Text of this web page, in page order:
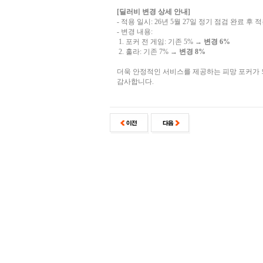
[딜러비 변경 상세 안내]
- 적용 일시: 26년 5월 27일 정기 점검 완료 후 적
- 변경 내용:
1. 포커 전 게임: 기존 5% → 변경 6%
2. 훌라: 기존 7% → 변경 8%
더욱 안정적인 서비스를 제공하는 피망 포커가
감사합니다.